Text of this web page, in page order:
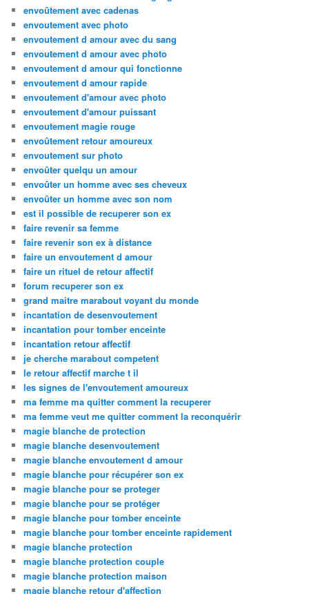
envoûtement avec cadenas
envoutement avec photo
envoutement d amour avec du sang
envoutement d amour avec photo
envoutement d amour qui fonctionne
envoutement d amour rapide
envoutement d'amour avec photo
envoutement d'amour puissant
envoutement magie rouge
envoûtement retour amoureux
envoutement sur photo
envoûter quelqu un amour
envoûter un homme avec ses cheveux
envoûter un homme avec son nom
est il possible de recuperer son ex
faire revenir sa femme
faire revenir son ex à distance
faire un envoutement d amour
faire un rituel de retour affectif
forum recuperer son ex
grand maitre marabout voyant du monde
incantation de desenvoutement
incantation pour tomber enceinte
incantation retour affectif
je cherche marabout competent
le retour affectif marche t il
les signes de l'envoutement amoureux
ma femme ma quitter comment la recuperer
ma femme veut me quitter comment la reconquérir
magie blanche de protection
magie blanche desenvoutement
magie blanche envoutement d amour
magie blanche pour récupérer son ex
magie blanche pour se proteger
magie blanche pour se protéger
magie blanche pour tomber enceinte
magie blanche pour tomber enceinte rapidement
magie blanche protection
magie blanche protection couple
magie blanche protection maison
magie blanche retour d'affection